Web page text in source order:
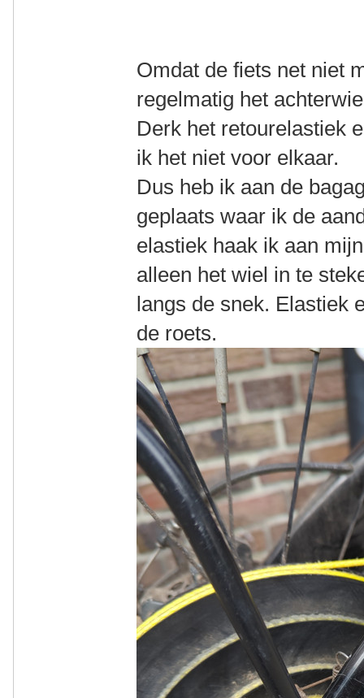
Omdat de fiets net niet
regelmatig het
Derk het retourelastiek
ik het niet voor elkaar.
Dus heb ik aan de
geplaats waar ik de
elastiek haak ik aan
alleen het wiel in te
langs de snek. Elastiek
de roets.